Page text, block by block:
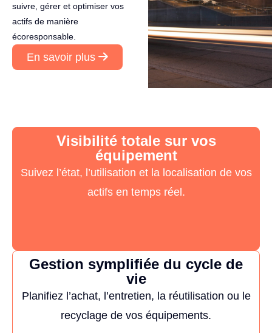
suivre, gérer et optimiser vos
actifs de manière
écoresponsable.
En savoir plus
Visibilité totale sur vos
équipement
Suivez l’état, l’utilisation et la localisation de vos
actifs en temps réel.
Gestion symplifiée du cycle de
vie
Planifiez l’achat, l’entretien, la réutilisation ou le
recyclage de vos équipements.